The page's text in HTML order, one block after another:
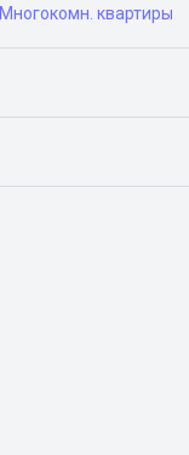
Многокомн. квартиры